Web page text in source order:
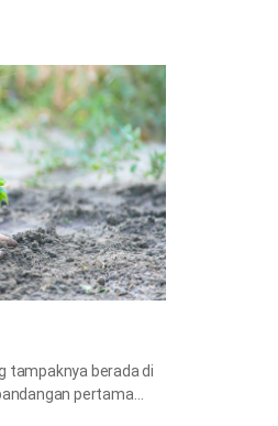
tampaknya berada di
pertama…